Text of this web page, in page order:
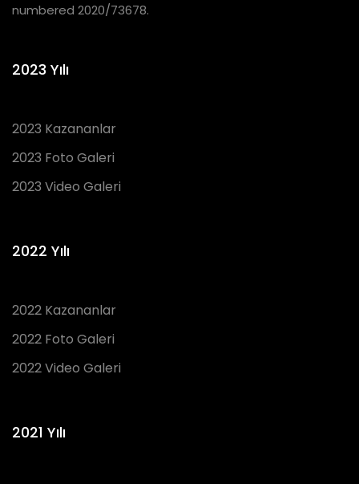
numbered 2020/73678.
2023 Yılı
2023 Kazananlar
2023 Foto Galeri
2023 Video Galeri
2022 Yılı
2022 Kazananlar
2022 Foto Galeri
2022 Video Galeri
2021 Yılı